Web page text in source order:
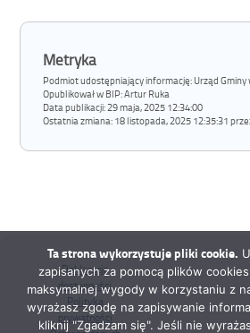
Metryka
Podmiot udostępniający informację: Urząd Gminy
Opublikował w BIP:Artur Ruka
Data publikacji:29 maja, 2025 12:34:00
Ostatnia zmiana: 18 listopada, 2025 12:35:31
Deklaracja
dostępności
Polityka
prywatności
Ta strona wykorzystuje pliki cookie.
zapisanych za pomocą plików
maksymalnej wygody w korzystaniu z
wyrażasz zgodę na zapisywanie
kliknij "Zgadzam się". Jeśli nie